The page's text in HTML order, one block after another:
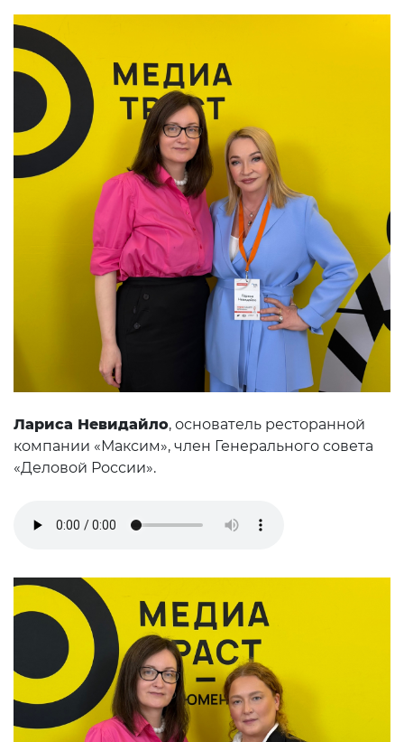
Лариса Невидайло, основатель ресторанной
компании «Максим», член Генерального совета
«Деловой России».